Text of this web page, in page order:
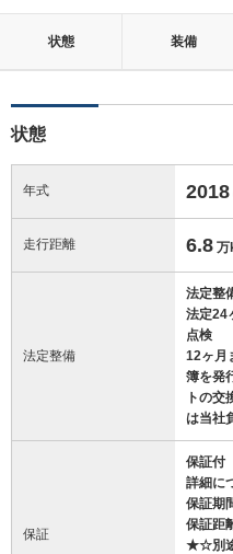
状態 装備
状態
年式 2018
走行距離 6.8 万
法定整備
法定整
法定24
点検
12ヶ月
簿を発
トの交
は当社
保証
保証付
詳細に
保証期
保証距
★☆別